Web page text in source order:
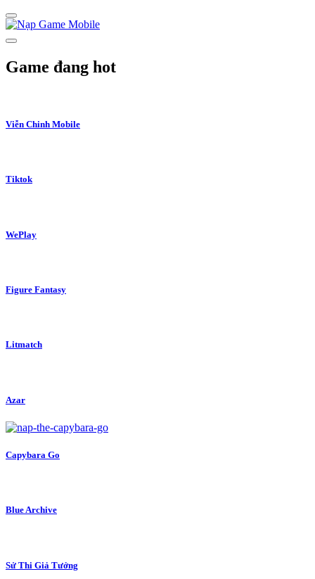
Skip
to
content
Game đang hot
Viễn Chinh Mobile
Tiktok
WePlay
Figure Fantasy
Litmatch
Azar
Capybara Go
Blue Archive
Sử Thi Giả Tưởng